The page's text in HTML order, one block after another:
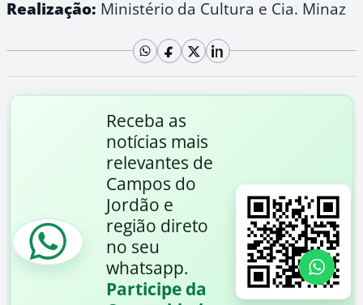
Realização: Ministério da Cultura e Cia. Minaz
Receba as
notícias mais
relevantes de
Campos do
Jordão e
região direto
no seu
whatsapp.
Participe da